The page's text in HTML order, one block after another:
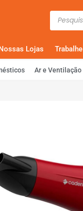
Lojas
Ar e Ventilação